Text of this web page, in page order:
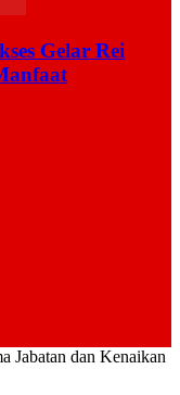
Gelar Rei
Jabatan dan Kenaikan